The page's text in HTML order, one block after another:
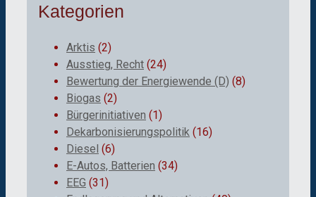
Kategorien
Arktis (2)
Ausstieg, Recht (24)
Bewertung der Energiewende (D) (8)
Biogas (2)
Bürgerinitiativen (1)
Dekarbonisierungspolitik (16)
Diesel (6)
E-Autos, Batterien (34)
EEG (31)